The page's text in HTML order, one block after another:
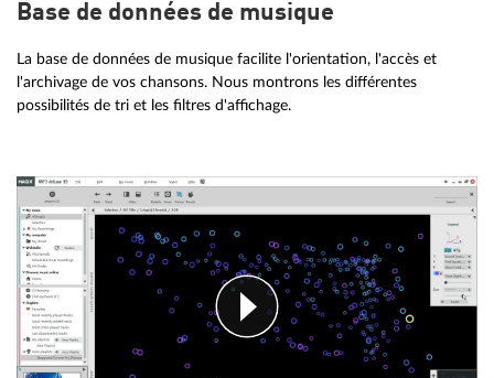
Base de données de musique
La base de données de musique facilite l'orientation, l'accès et
l'archivage de vos chansons. Nous montrons les différentes
possibilités de tri et les filtres d'affichage.